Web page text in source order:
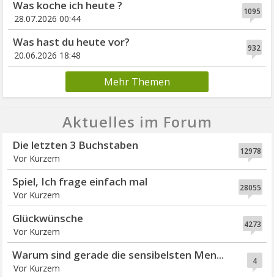
1095
Was koche ich heute ?
28.07.2026 00:44
932
Was hast du heute vor?
20.06.2026 18:48
Mehr Themen
Aktuelles im Forum
12978
Die letzten 3 Buchstaben
Vor Kurzem
28055
Spiel, Ich frage einfach mal
Vor Kurzem
4273
Glückwünsche
Vor Kurzem
4
Warum sind gerade die sensibelsten Men...
Vor Kurzem